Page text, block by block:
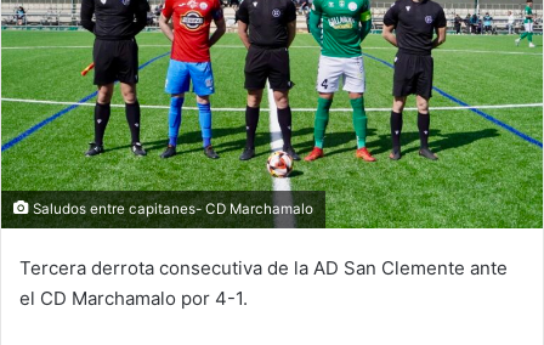
Saludos entre capitanes- CD Marchamalo
Tercera derrota consecutiva de la AD San Clemente ante
el CD Marchamalo por 4-1.